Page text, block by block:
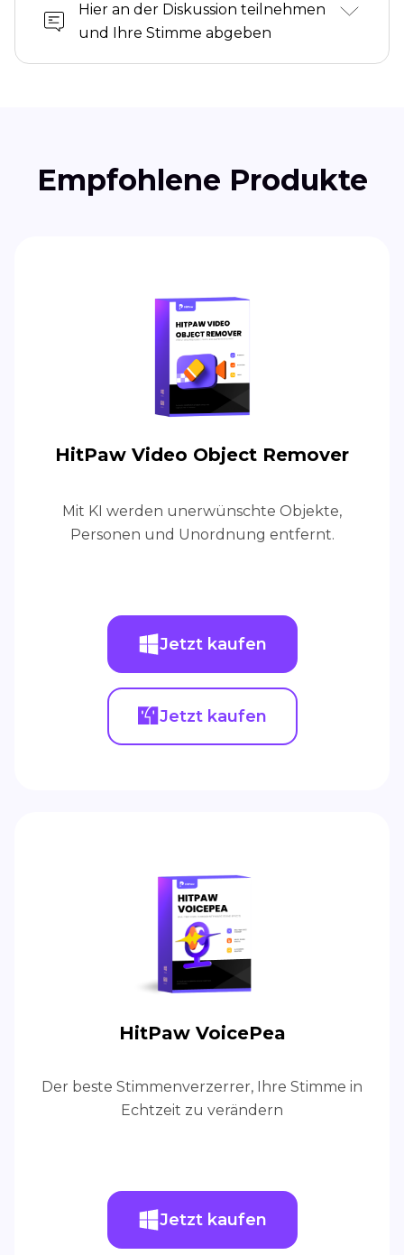
Hier an der Diskussion teilnehmen
und Ihre Stimme abgeben
Empfohlene Produkte
HitPaw Video Object Remover
Mit KI werden unerwünschte Objekte,
Personen und Unordnung entfernt.
Jetzt kaufen
Jetzt kaufen
HitPaw VoicePea
Der beste Stimmenverzerrer, Ihre Stimme in
Echtzeit zu verändern
Jetzt kaufen